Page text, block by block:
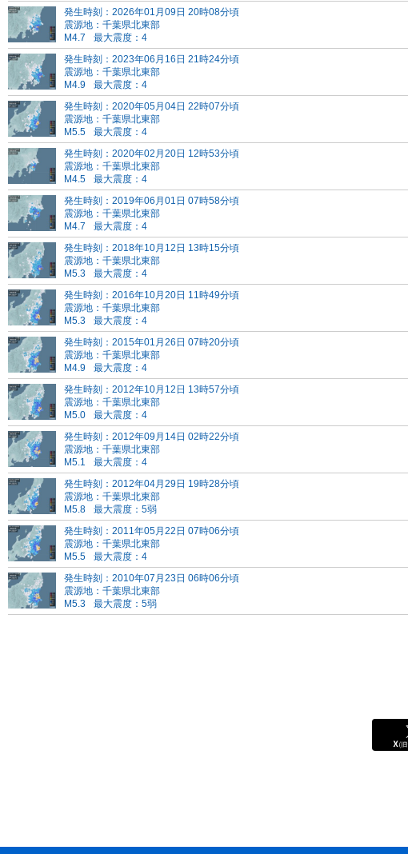
発生時刻：2026年01月09日 20時08分頃
震源地：千葉県北東部
M4.7
最大震度：4
発生時刻：2023年06月16日 21時24分頃
震源地：千葉県北東部
M4.9
最大震度：4
発生時刻：2020年05月04日 22時07分頃
震源地：千葉県北東部
M5.5
最大震度：4
発生時刻：2020年02月20日 12時53分頃
震源地：千葉県北東部
M4.5
最大震度：4
発生時刻：2019年06月01日 07時58分頃
震源地：千葉県北東部
M4.7
最大震度：4
発生時刻：2018年10月12日 13時15分頃
震源地：千葉県北東部
M5.3
最大震度：4
発生時刻：2016年10月20日 11時49分頃
震源地：千葉県北東部
M5.3
最大震度：4
発生時刻：2015年01月26日 07時20分頃
震源地：千葉県北東部
M4.9
最大震度：4
発生時刻：2012年10月12日 13時57分頃
震源地：千葉県北東部
M5.0
最大震度：4
発生時刻：2012年09月14日 02時22分頃
震源地：千葉県北東部
M5.1
最大震度：4
発生時刻：2012年04月29日 19時28分頃
震源地：千葉県北東部
M5.8
最大震度：5弱
発生時刻：2011年05月22日 07時06分頃
震源地：千葉県北東部
M5.5
最大震度：4
発生時刻：2010年07月23日 06時06分頃
震源地：千葉県北東部
M5.3
最大震度：5弱